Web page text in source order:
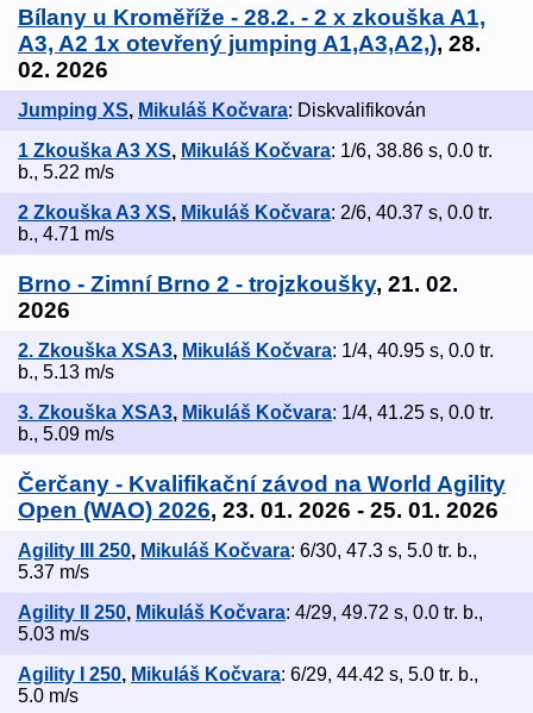
Bílany u Kroměříže - 28.2. - 2 x zkouška A1,
A3, A2 1x otevřený jumping A1,A3,A2,), 28.
02. 2026
Jumping XS, Mikuláš Kočvara: Diskvalifikován
1 Zkouška A3 XS, Mikuláš Kočvara: 1/6, 38.86 s, 0.0 tr.
b., 5.22 m/s
2 Zkouška A3 XS, Mikuláš Kočvara: 2/6, 40.37 s, 0.0 tr.
b., 4.71 m/s
Brno - Zimní Brno 2 - trojzkoušky, 21. 02.
2026
2. Zkouška XSA3, Mikuláš Kočvara: 1/4, 40.95 s, 0.0 tr.
b., 5.13 m/s
3. Zkouška XSA3, Mikuláš Kočvara: 1/4, 41.25 s, 0.0 tr.
b., 5.09 m/s
Čerčany - Kvalifikační závod na World Agility
Open (WAO) 2026, 23. 01. 2026 - 25. 01. 2026
Agility III 250, Mikuláš Kočvara: 6/30, 47.3 s, 5.0 tr. b.,
5.37 m/s
Agility II 250, Mikuláš Kočvara: 4/29, 49.72 s, 0.0 tr. b.,
5.03 m/s
Agility I 250, Mikuláš Kočvara: 6/29, 44.42 s, 5.0 tr. b.,
5.0 m/s